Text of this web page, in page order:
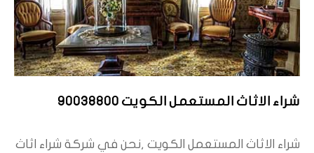
شراء الاثاث المستعمل الكويت 90038800
شراء الاثاث المستعمل الكويت ,نحن في شركة شراء اثاث